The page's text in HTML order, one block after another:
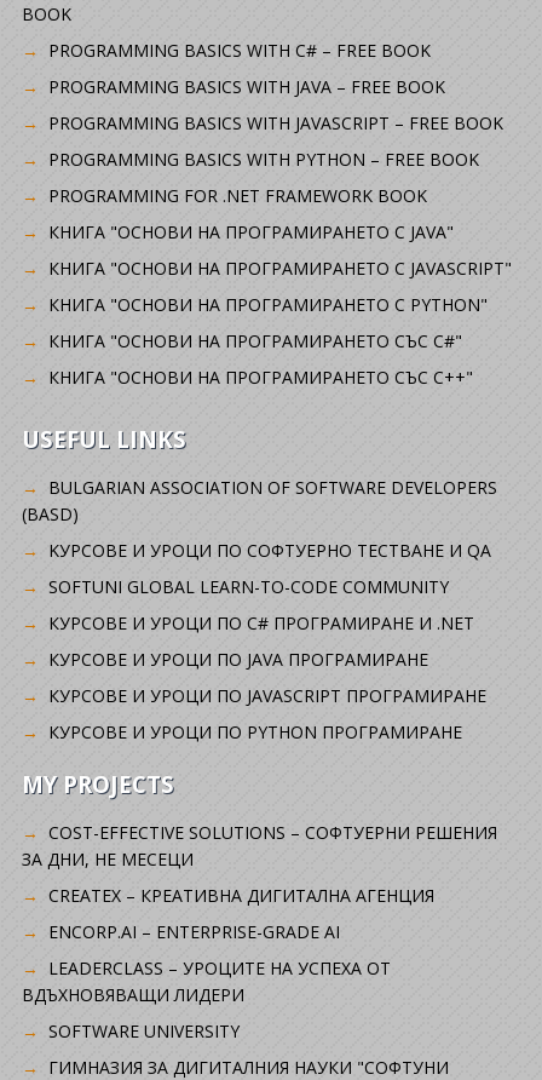
BOOK
PROGRAMMING BASICS WITH C# – FREE BOOK
PROGRAMMING BASICS WITH JAVA – FREE BOOK
PROGRAMMING BASICS WITH JAVASCRIPT – FREE BOOK
PROGRAMMING BASICS WITH PYTHON – FREE BOOK
PROGRAMMING FOR .NET FRAMEWORK BOOK
КНИГА "ОСНОВИ НА ПРОГРАМИРАНЕТО С JAVA"
КНИГА "ОСНОВИ НА ПРОГРАМИРАНЕТО С JAVASCRIPT"
КНИГА "ОСНОВИ НА ПРОГРАМИРАНЕТО С PYTHON"
КНИГА "ОСНОВИ НА ПРОГРАМИРАНЕТО СЪС C#"
КНИГА "ОСНОВИ НА ПРОГРАМИРАНЕТО СЪС C++"
USEFUL LINKS
BULGARIAN ASSOCIATION OF SOFTWARE DEVELOPERS
(BASD)
KУРСОВЕ И УРОЦИ ПО СОФТУЕРНО ТЕСТВАНЕ И QA
SOFTUNI GLOBAL LEARN-TO-CODE COMMUNITY
КУРСОВЕ И УРОЦИ ПО C# ПРОГРАМИРАНЕ И .NET
КУРСОВЕ И УРОЦИ ПО JAVA ПРОГРАМИРАНЕ
КУРСОВЕ И УРОЦИ ПО JAVASCRIPT ПРОГРАМИРАНЕ
КУРСОВЕ И УРОЦИ ПО PYTHON ПРОГРАМИРАНЕ
MY PROJECTS
COST-EFFECTIVE SOLUTIONS – СОФТУЕРНИ РЕШЕНИЯ
ЗА ДНИ, НЕ МЕСЕЦИ
CREATEX – КРЕАТИВНА ДИГИТАЛНА АГЕНЦИЯ
ENCORP.AI – ENTERPRISE-GRADE AI
LEADERCLASS – УРОЦИТЕ НА УСПЕХА ОТ
ВДЪХНОВЯВАЩИ ЛИДЕРИ
SOFTWARE UNIVERSITY
ГИМНАЗИЯ ЗА ДИГИТАЛНИЯ НАУКИ "СОФТУНИ